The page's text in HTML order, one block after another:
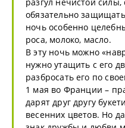
разгул нечистой
обязательно
ночь особенно
роса, молоко, масло.
В эту ночь можно
нужно утащить с его
разбросать его по
1 мая во Франции –
дарят друг другу
весенних цветов. Но